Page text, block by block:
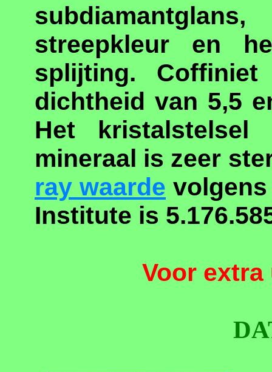
streepkleur en
splijting.
dichtheid van 5,5
Het
mineraal is zeer
ray waarde
Institute is
Voor